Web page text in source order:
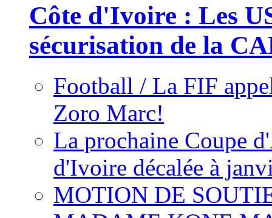
Côte d'Ivoire : Les
sécurisation de la
Football / La FIF
Zoro Marc!
La prochaine Coupe
d'Ivoire décalée à
MOTION DE